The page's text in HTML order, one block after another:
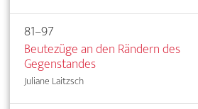
81–97
Beutezüge an den Rändern des
Gegenstandes
Juliane Laitzsch